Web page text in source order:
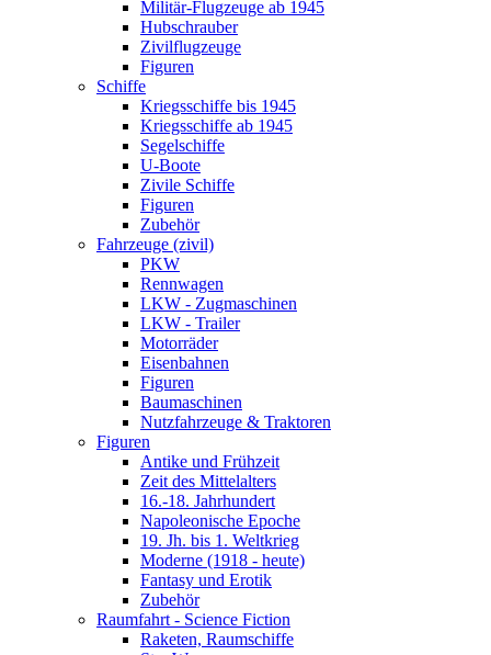
Militär-Flugzeuge ab 1945
Hubschrauber
Zivilflugzeuge
Figuren
Schiffe
Kriegsschiffe bis 1945
Kriegsschiffe ab 1945
Segelschiffe
U-Boote
Zivile Schiffe
Figuren
Zubehör
Fahrzeuge (zivil)
PKW
Rennwagen
LKW - Zugmaschinen
LKW - Trailer
Motorräder
Eisenbahnen
Figuren
Baumaschinen
Nutzfahrzeuge & Traktoren
Figuren
Antike und Frühzeit
Zeit des Mittelalters
16.-18. Jahrhundert
Napoleonische Epoche
19. Jh. bis 1. Weltkrieg
Moderne (1918 - heute)
Fantasy und Erotik
Zubehör
Raumfahrt - Science Fiction
Raketen, Raumschiffe